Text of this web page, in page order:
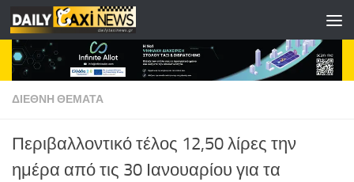
Skip to content
ΔΙΕΘΝΗ ΘΕΜΑΤΑ
Περιβαλλοντικό τέλος 12,50 λίρες την
ημέρα από τις 30 Ιανουαρίου για τα